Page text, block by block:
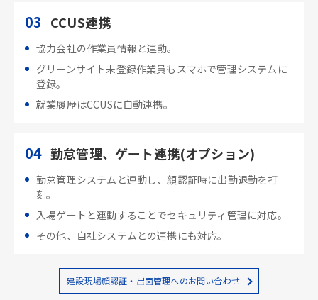
03 CCUS連携
協力会社の作業員情報と連動。
グリーンサイト未登録作業員もスマホで管理システムに
登録。
就業履歴はCCUSに自動連携。
04 勤怠管理、ゲート連携(オプション)
勤怠管理システムと連動し、顔認証時に出勤退勤を打
刻。
入場ゲートと連動することでセキュリティ管理に対応。
その他、自社システムとの連携にも対応。
建設現場顔認証・出面管理へのお問い合わせ